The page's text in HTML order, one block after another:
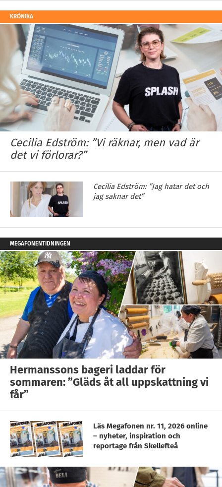
KRÖNIKA
Cecilia Edström: ”Vi räknar, men vad är
det vi förlorar?”
Cecilia Edström: ”Jag hatar det och
jag saknar det”
MEGAFONENTIDNINGEN
Hermanssons bageri laddar för
sommaren: ”Gläds åt all uppskattning vi
får”
Läs Megafonen nr. 11, 2026 online
– nyheter, inspiration och
reportage från Skellefteå